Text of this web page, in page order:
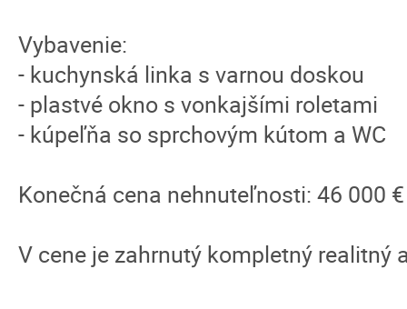
Vybavenie:
- kuchynská linka s varnou doskou
- plastvé okno s vonkajšími roletami
- kúpeľňa so sprchovým kútom a WC
Konečná cena nehnuteľnosti: 46 000 €
V cene je zahrnutý kompletný realitný